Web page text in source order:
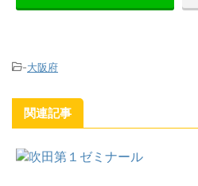
-大阪府
関連記事